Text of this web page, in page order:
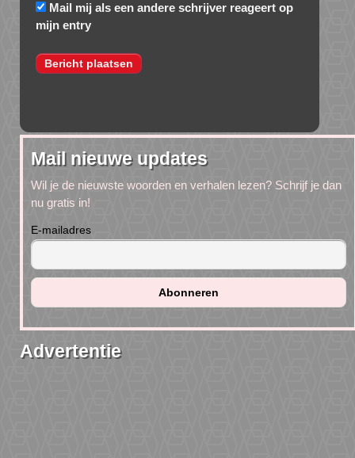
Mail mij als een andere schrijver reageert op
mijn entry
Mail nieuwe updates
Wil je de nieuwste woorden en verhalen lezen? Schrijf je dan
nu gratis in!
E-mailadres
Advertentie